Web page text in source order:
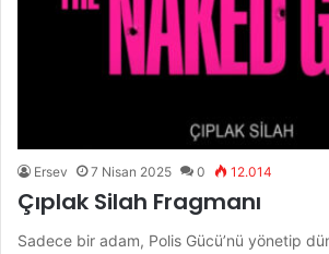
Ersev 7 Nisan 2025 0 12.014
Çıplak Silah Fragmanı
Sadece bir adam, Polis Gücü’nü yönetip